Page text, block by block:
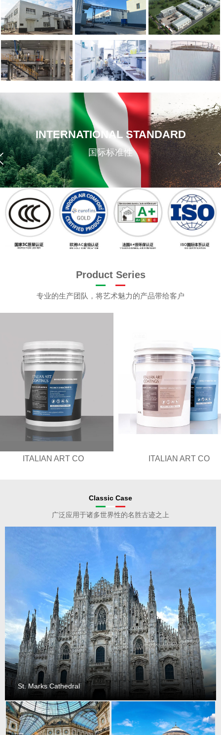
INTERNATIONAL STANDARD
国际标准性
Product Series
专业的生产团队，将艺术魅力的产品带给客户
ITALIAN ART CO ITALIAN ART CO
Classic Case
广泛应用于诸多世界性的名胜古迹之上
St. Marks Cathedral